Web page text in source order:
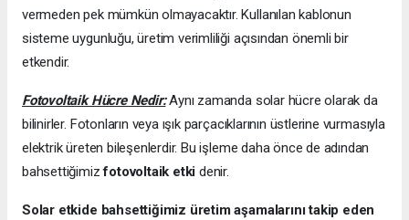
vermeden pek mümkün olmayacaktır. Kullanılan kablonun
sisteme uygunluğu, üretim verimliliği açısından önemli bir
etkendir.
Fotovoltaik Hücre Nedir:Aynı zamanda solar hücre olarak da
bilinirler. Fotonların veya ışık parçacıklarının üstlerine vurmasıyla
elektrik üreten bileşenlerdir. Bu işleme daha önce de adından
bahsettiğimizfotovoltaik etkidenir.
Solar etkide bahsettiğimiz üretim aşamalarını takip eden